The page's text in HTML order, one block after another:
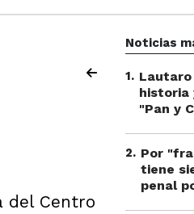
del Centro
Noticias
1.
historia
"Pan y
2. Por
tiene
penal